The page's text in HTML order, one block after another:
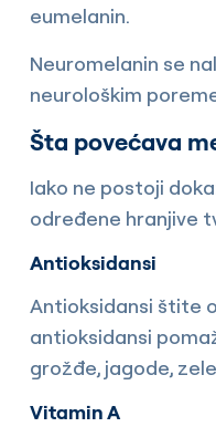
eumelanin.
Neuromelanin se
neurološkim
Šta povećava
Iako ne postoji
određene hranjive
Antioksidansi
Antioksidansi štite
antioksidansi
grožđe, jagode,
Vitamin A